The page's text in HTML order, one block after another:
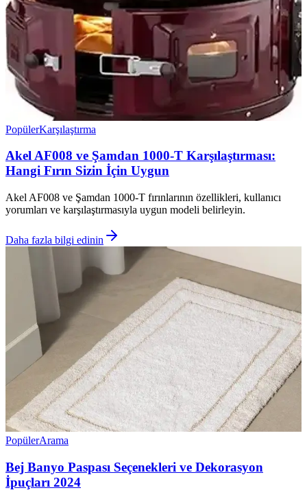
PopülerKarşılaştırma
Akel AF008 ve Şamdan 1000-T Karşılaştırması:
Hangi Fırın Sizin İçin Uygun
Akel AF008 ve Şamdan 1000-T fırınlarının özellikleri, kullanıcı
yorumları ve karşılaştırmasıyla uygun modeli belirleyin.
Daha fazla bilgi edinin
PopülerArama
Bej Banyo Paspası Seçenekleri ve Dekorasyon
İpuçları 2024